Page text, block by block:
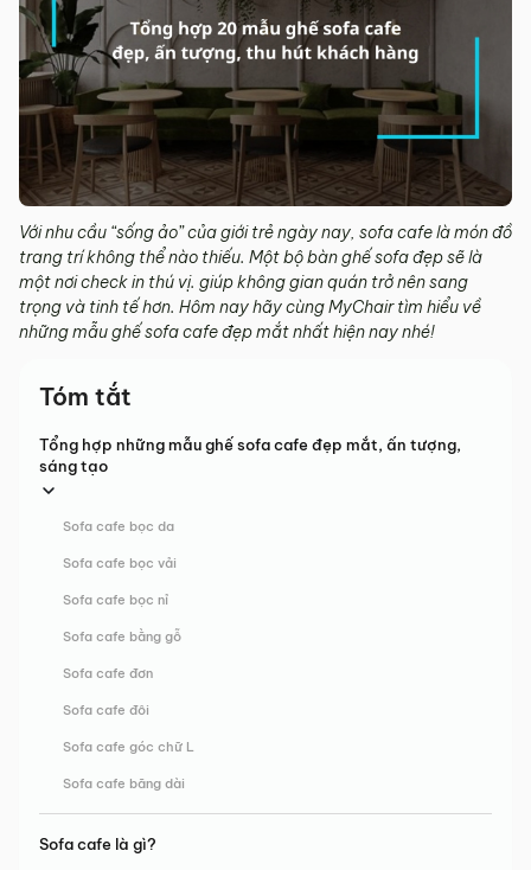
Với nhu cầu “sống ảo” của giới trẻ ngày nay, sofa cafe là món đồ
trang trí không thể nào thiếu. Một bộ bàn ghế sofa đẹp sẽ là
một nơi check in thú vị. giúp không gian quán trở nên sang
trọng và tinh tế hơn. Hôm nay hãy cùng MyChair tìm hiểu về
những mẫu ghế sofa cafe đẹp mắt nhất hiện nay nhé!
Tóm tắt
Tổng hợp những mẫu ghế sofa cafe đẹp mắt, ấn tượng,
sáng tạo
Sofa cafe bọc da
Sofa cafe bọc vải
Sofa cafe bọc nỉ
Sofa cafe bằng gỗ
Sofa cafe đơn
Sofa cafe đôi
Sofa cafe góc chữ L
Sofa cafe băng dài
Sofa cafe là gì?